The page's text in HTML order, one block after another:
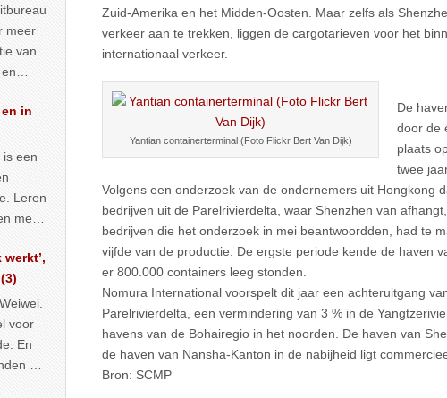
Zuid-Amerika en het Midden-Oosten. Maar zelfs als
verkeer aan te trekken, liggen de cargotarieven voor het
internationaal verkeer.
Yantian containerterminal (Foto Flickr Bert Van Dijk)
De
door de
plaats
twee
Volgens een onderzoek van de ondernemers uit Hongkong
bedrijven uit de Parelrivierdelta, waar Shenzhen van
bedrijven die het onderzoek in mei beantwoordden, had te
vijfde van de productie. De ergste periode kende de haven
er 800.000 containers leeg stonden.
Nomura International voorspelt dit jaar een achteruitgang
Parelrivierdelta, een vermindering van 3 % in de
havens van de Bohairegio in het noorden. De haven van
de haven van Nansha-Kanton in de nabijheid ligt
Bron: SCMP
meer
van
in
is een
Leren
met
voor
En
of